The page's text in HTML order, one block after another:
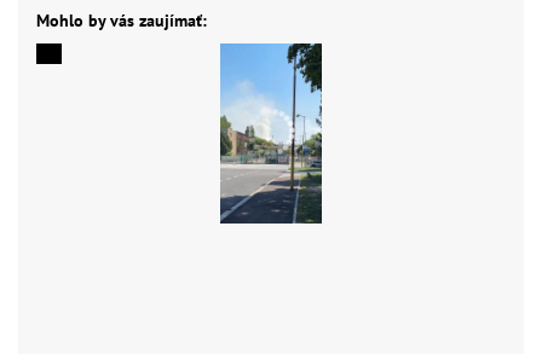
Mohlo by vás zaujímať: